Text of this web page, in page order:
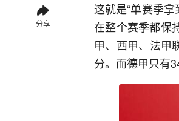
分享
这就是“单赛季
在整个赛季都保
甲、西甲、法甲
分。而德甲只有